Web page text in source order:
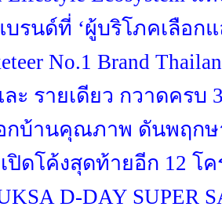
รนด์ที่ ‘ผู้บริโภคเลือกแ
No.1 Brand
ะ รายเดียว กวาดครบ
กบ้านคุณภาพ ดันพฤกษ
ปิดโค้งสุดท้ายอีก 12 โ
D-DAY SUPER